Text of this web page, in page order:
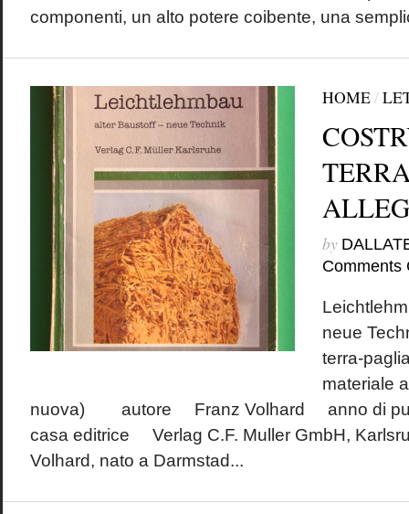
componenti, un alto potere coibente, una
HOME/
by
Comments
neue
terra-
materiale
nuova) autore Franz Volhard anno di
casa editrice Verlag C.F. Muller GmbH,
Volhard, nato a Darmstad...